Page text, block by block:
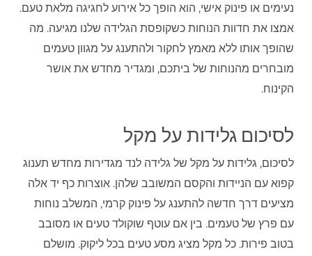
נעימים או פינוק אישי, הוא הופך כל אירוע לחגיגה מלאת טעם.
אמצו את חדוות הנוחות כשקופסת הגלידה שלנו מגיעה. מה
שהופך אותו ללא מאמץ לחקור ולהתענג על מגוון טעמים
מובחרים מהנוחות של ביתכם, ומגדיר מחדש את אושר
הקינוח.
לסיכום גלידות על מקל
לסיכום, גלידות על מקל של גלידה לנד מגדירות מחדש תענוג
קפוא עם הניידות והקסם המשובב שלהן. אוצרות כף יד אלה
מציעים דרך חדשה להתענג על פינוק קרמי, המשלב נוחות
עם פרץ של טעמים. בין אם עוטף שוקולד טעים או מסובב
בטוב פירות. כל מקל מציג מסע טעים בכל ליקוק. מושלם